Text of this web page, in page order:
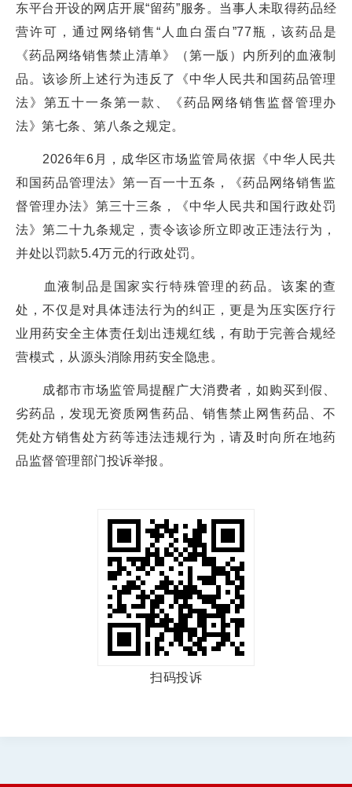
东平台开设的网店开展“留药”服务。当事人未取得药品经
营许可，通过网络销售“人血白蛋白”77瓶，该药品是
《药品网络销售禁止清单》（第一版）内所列的血液制
品。该诊所上述行为违反了《中华人民共和国药品管理
法》第五十一条第一款、《药品网络销售监督管理办
法》第七条、第八条之规定。
2026年6月，成华区市场监管局依据《中华人民共
和国药品管理法》第一百一十五条，《药品网络销售监
督管理办法》第三十三条，《中华人民共和国行政处罚
法》第二十九条规定，责令该诊所立即改正违法行为，
并处以罚款5.4万元的行政处罚。
血液制品是国家实行特殊管理的药品。该案的查
处，不仅是对具体违法行为的纠正，更是为压实医疗行
业用药安全主体责任划出违规红线，有助于完善合规经
营模式，从源头消除用药安全隐患。
成都市市场监管局提醒广大消费者，如购买到假、
劣药品，发现无资质网售药品、销售禁止网售药品、不
凭处方销售处方药等违法违规行为，请及时向所在地药
品监督管理部门投诉举报。
扫码投诉